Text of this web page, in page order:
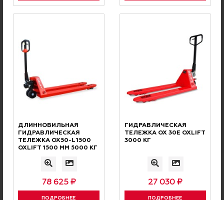
Проверочный код
Отправить
РЕКОМЕНДУЕМ
Похожие товары
ДЛИННОВИЛЬНАЯ
ГИДРАВЛИЧЕСКАЯ
ТЕЛЕЖКА OX50-L1500
OXLIFT 1500 ММ 5000 КГ
78 625 ₽
ПОДРОБНЕЕ
ГИДРАВЛИЧЕСКАЯ
ТЕЛЕЖКА OX 30E OXLIFT
3000 КГ
27 030 ₽
ПОДРОБНЕЕ